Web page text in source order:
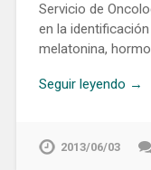
Servicio de
en la
melatonina,
Seguir leyendo →
2013/06/03